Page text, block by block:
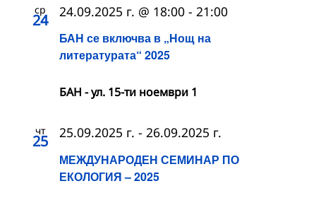
ср
24
БАН се включва в „Нощ на
литературата“ 2025
24.09.2025 г. @ 18:00 - 21:00
БАН - ул. 15-ти ноември 1
чт
25
МЕЖДУНАРОДЕН СЕМИНАР ПО
ЕКОЛОГИЯ – 2025
25.09.2025 г. - 26.09.2025 г.